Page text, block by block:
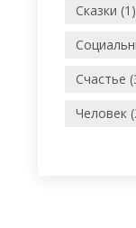
Сказки (1)
Счастье
Человек